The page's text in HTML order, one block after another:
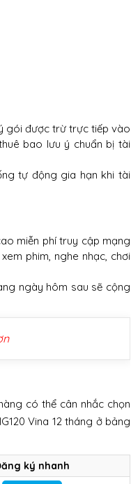
gói được trừ trực tiếp vào
bao lưu ý chuẩn bị tài
tự động gia hạn khi tài
miễn phí truy cập mạng
phim, nghe nhạc, chơi
ngày hôm sau sẽ cộng
có thể cân nhắc chọn
Vina 12 tháng ở bảng
ký nhanh